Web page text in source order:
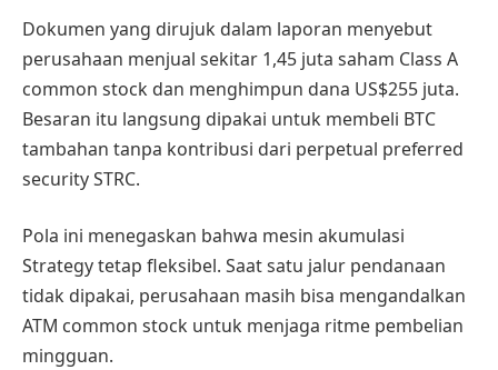
Dokumen yang dirujuk dalam laporan menyebut
perusahaan menjual sekitar 1,45 juta saham Class A
common stock dan menghimpun dana US$255 juta.
Besaran itu langsung dipakai untuk membeli BTC
tambahan tanpa kontribusi dari perpetual preferred
security STRC.
Pola ini menegaskan bahwa mesin akumulasi
Strategy tetap fleksibel. Saat satu jalur pendanaan
tidak dipakai, perusahaan masih bisa mengandalkan
ATM common stock untuk menjaga ritme pembelian
mingguan.